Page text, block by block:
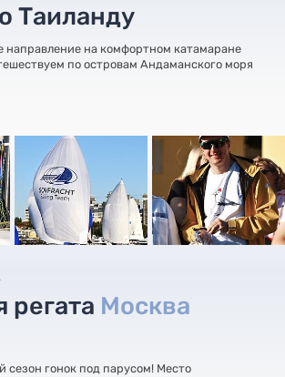
Таиланду
направление на комфортном катамаране
по островам Андаманского моря
регата Москва
сезон гонок под парусом! Место